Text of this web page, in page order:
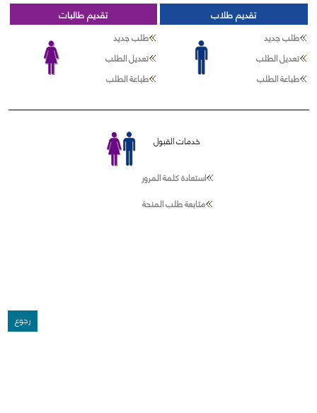
تقديم طلاب
طلب جديد
تعديل الطلب
طباعة الطلب
تقديم طالبات
طلب جديد
تعديل الطلب
طباعة الطلب
خدمات القبول
استعادة كلمة المرور
متابعة طلب المنحة
رجوع